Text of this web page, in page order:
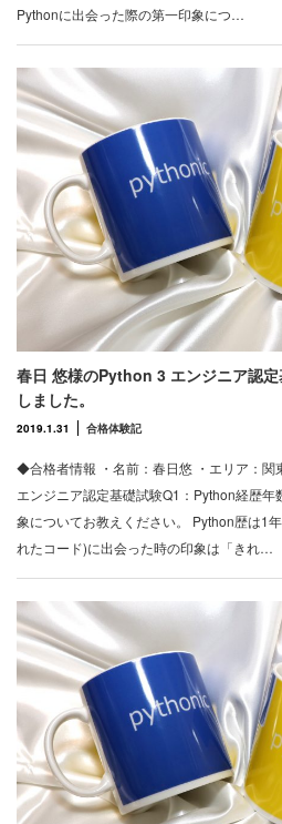
Pythonに出会った際の第一印象につ…
春日 悠様のPython 3 エンジニア認
しました。
2019.1.31 合格体験記
◆合格者情報 ・名前：春日悠 ・エリア：関
エンジニア認定基礎試験Q1：Python経歴
象についてお教えください。 Python歴は1
れたコード)に出会った時の印象は「きれ…